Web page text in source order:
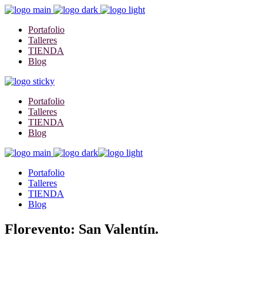
Portafolio
Talleres
TIENDA
Blog
Portafolio
Talleres
TIENDA
Blog
Portafolio
Talleres
TIENDA
Blog
Florevento: San Valentín.